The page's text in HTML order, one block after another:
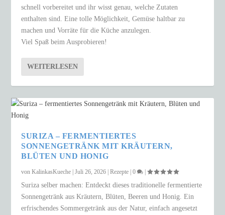
schnell vorbereitet und ihr wisst genau, welche Zutaten
enthalten sind. Eine tolle Möglichkeit, Gemüse haltbar zu
machen und Vorräte für die Küche anzulegen.
Viel Spaß beim Ausprobieren!
WEITERLESEN
SURIZA – FERMENTIERTES
SONNENGETRÄNK MIT KRÄUTERN,
BLÜTEN UND HONIG
vonKalinkasKueche |Juli 26, 2026 |Rezepte |0 |
Suriza selber machen: Entdeckt dieses traditionelle fermentierte
Sonnengetränk aus Kräutern, Blüten, Beeren und Honig. Ein
erfrischendes Sommergetränk aus der Natur, einfach angesetzt